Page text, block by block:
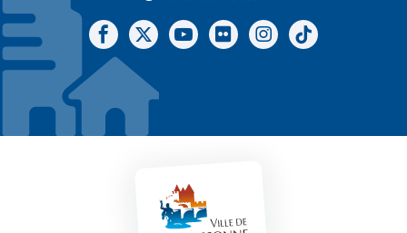
Notre Facebook
Notre X - (twitter)
Notre chaine Youtube
Notre Gallerie sur Flickr
Notre Instagram